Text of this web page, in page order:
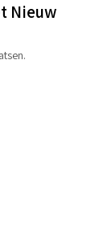
Nieuw